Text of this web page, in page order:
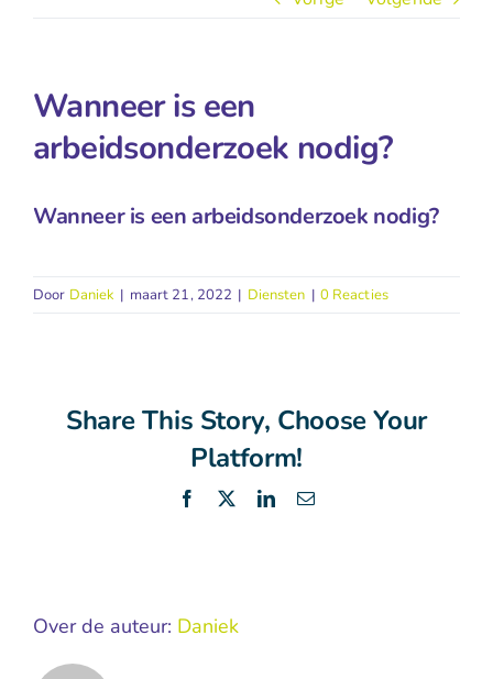
Wanneer is een
arbeidsonderzoek nodig?
Wanneer is een arbeidsonderzoek nodig?
Door Daniek | maart 21, 2022 | Diensten | 0 Reacties
Share This Story, Choose Your
Platform!
Facebook LinkedIn
E-
Over de auteur: Daniek